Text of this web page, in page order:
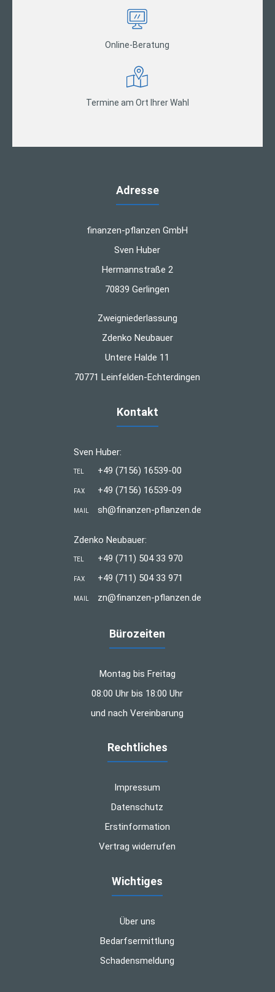
Online-Beratung
Termine am Ort Ihrer Wahl
Adresse
finanzen-pflanzen GmbH
Sven Huber
Hermannstraße 2
70839 Gerlingen
Zweigniederlassung
Zdenko Neubauer
Untere Halde 11
70771 Leinfelden-Echterdingen
Kontakt
Sven Huber:
TEL +49 (7156) 16539-00
FAX +49 (7156) 16539-09
MAIL sh@finanzen-pflanzen.de
Zdenko Neubauer:
TEL +49 (711) 504 33 970
FAX +49 (711) 504 33 971
MAIL zn@finanzen-pflanzen.de
Bürozeiten
Montag bis Freitag
08:00 Uhr bis 18:00 Uhr
und nach Vereinbarung
Rechtliches
Impressum
Datenschutz
Erstinformation
Vertrag widerrufen
Wichtiges
Über uns
Bedarfsermittlung
Schadensmeldung